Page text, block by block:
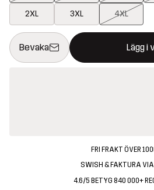
2XL 3XL 4XL
Bevaka Lägg i
Denna knapp kommer att öppna en
{{size}} inte tillgänglig
FRI FRAKT ÖVER
SWISH & FAKTURA
4.6/5 BETYG 840 000+